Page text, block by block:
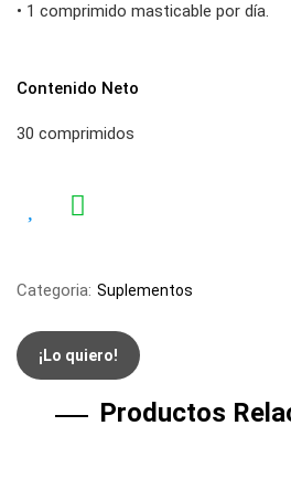
• 1 comprimido masticable por día.
Contenido Neto
30 comprimidos
Categoria: Suplementos
¡Lo quiero!
Productos